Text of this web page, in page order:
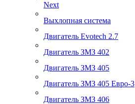
Next
Выхлопная система
Двигатель Evotech 2.7
Двигатель ЗМЗ 402
Двигатель ЗМЗ 405
Двигатель ЗМЗ 405 Евро-3
Двигатель ЗМЗ 406